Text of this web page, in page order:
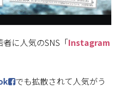
に人気のSNS「Instagram
でも拡散されて人気がう